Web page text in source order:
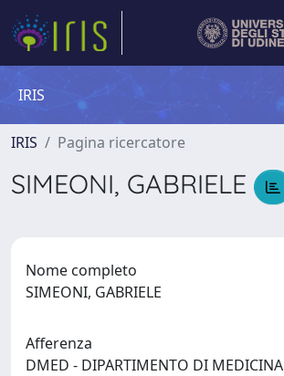
IRIS
IRIS Pagina ricercatore
SIMEONI, GABRIELE
Nome completo
SIMEONI, GABRIELE
Afferenza
DMED - DIPARTIMENTO DI MEDICINA